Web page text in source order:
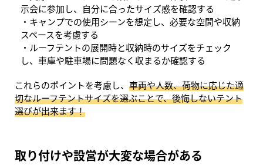
示会に参加し、自分に合ったサイズ感を確認する
キャンプでの使用シーンを想定し、必要な空間や収納
スペースを考慮する
ルーフテントの展開時と収納時のサイズをチェック
し、車庫や駐車場に問題なく収まるか確認する
これらのポイントを考慮し、 車両や人数、荷物に応じた適
切なルーフテントサイズを選ぶことで、後悔しないテント
選びが出来ます！
取り付けや設営が大変な場合がある